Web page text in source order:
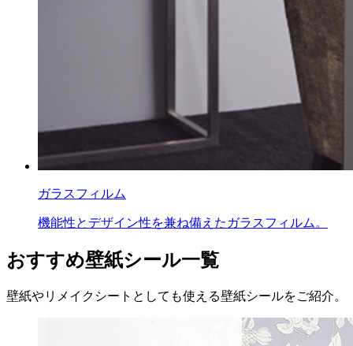
ガラスフィルム
機能性とデザイン性を兼ね備えたガラスフィルム。
おすすめ壁紙シール一覧
壁紙やリメイクシートとしても使える壁紙シールをご紹介。